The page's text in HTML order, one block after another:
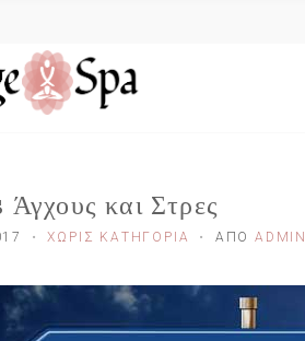
και Στρες
ΧΩΡΊΣ ΚΑΤΗΓΟΡΊΑ ΑΠΌADMIN